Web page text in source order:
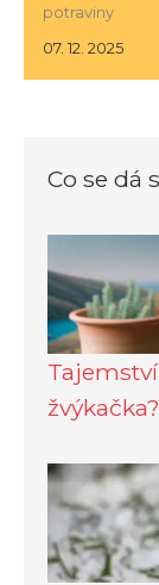
potraviny
07. 12. 2025
Co se dá
žvýkačka?